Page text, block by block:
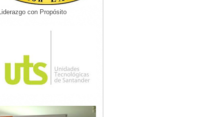
Liderazgo con Propósito